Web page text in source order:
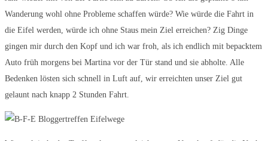
Wanderung wohl ohne Probleme schaffen würde? Wie würde die Fahrt in
die Eifel werden, würde ich ohne Staus mein Ziel erreichen? Zig Dinge
gingen mir durch den Kopf und ich war froh, als ich endlich mit bepacktem
Auto früh morgens bei Martina vor der Tür stand und sie abholte. Alle
Bedenken lösten sich schnell in Luft auf, wir erreichten unser Ziel gut
gelaunt nach knapp 2 Stunden Fahrt.